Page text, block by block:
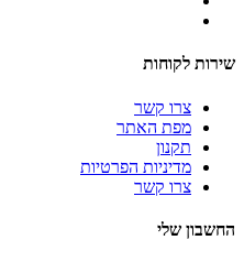
שירות לקוחות
צרו קשר
מפת האתר
תקנון
מדיניות הפרטיות
צרו קשר
החשבון שלי